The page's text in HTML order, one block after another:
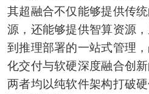
其超融合不仅能够提供传
源，还能够提供智算资源
到推理部署的一站式管理
化交付与软硬深度融合创
两者均以纯软件架构打破